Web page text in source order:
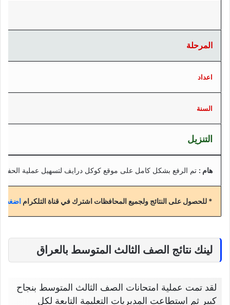
المرحلة
اعداد
السنة
التنزيل
هام : تم الرفع بشكل كامل على موقع كوكل درايف لتسهيل عملية الحفظ
* للحصول على النتائج ولجميع المحافظات اشترك في قناة التلكرام اضغط
لينك نتائج الصف الثالث المتوسط بالعراق
لقد تمت عملية امتحانات الصف الثالث المتوسط بنجاح
كبير ثم استطاعت المديريات التعليمة التابعة لكل